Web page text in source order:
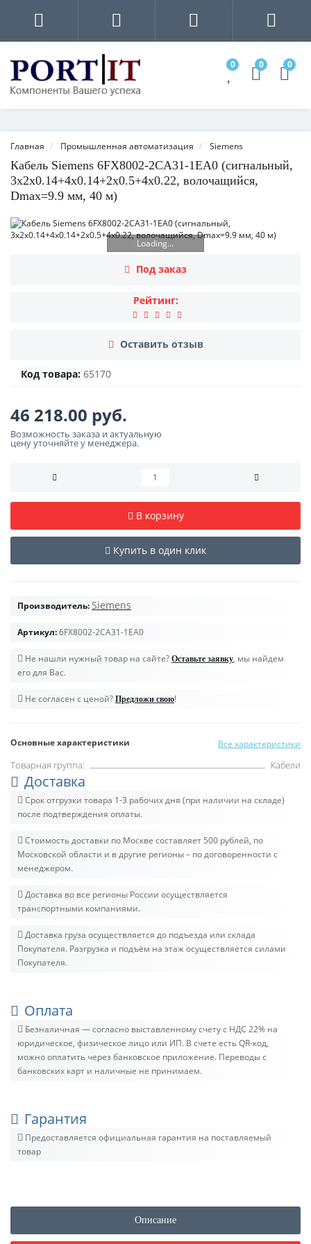
0 0 0
Главная Промышленная автоматизация Siemens
Кабель Siemens 6FX8002-2CA31-1EA0 (сигнальный,
3x2x0.14+4x0.14+2x0.5+4x0.22, волочащийся,
Dmax=9.9 мм, 40 м)
Loading...
Под заказ
Рейтинг:
Оставить отзыв
Код товара: 65170
46 218.00 руб.
Возможность заказа и актуальную
цену уточняйте у менеджера.
В корзину
Купить в один клик
Производитель: Siemens
Артикул:6FX8002-2CA31-1EA0
Не нашли нужный товар на сайте? Оставьте заявку, мы найдем
его для Вас.
Не согласен с ценой? Предложи свою!
Основные характеристики Все характеристики
Товарная группа: Кабели
Доставка
Срок отгрузки товара 1-3 рабочих дня (при наличии на складе)
после подтверждения оплаты.
Стоимость доставки по Москве составляет 500 рублей, по
Московской области и в другие регионы – по договоренности с
менеджером.
Доставка во все регионы России осуществляется
транспортными компаниями.
Доставка груза осуществляется до подъезда или склада
Покупателя. Разгрузка и подъём на этаж осуществляется силами
Покупателя.
Оплата
Безналичная — согласно выставленному счету c НДС 22% на
юридическое, физическое лицо или ИП. В счете есть QR-код,
можно оплатить через банковское приложение. Переводы с
банковских карт и наличные не принимаем.
Гарантия
Предоставляется официальная гарантия на поставляемый
товар
Описание